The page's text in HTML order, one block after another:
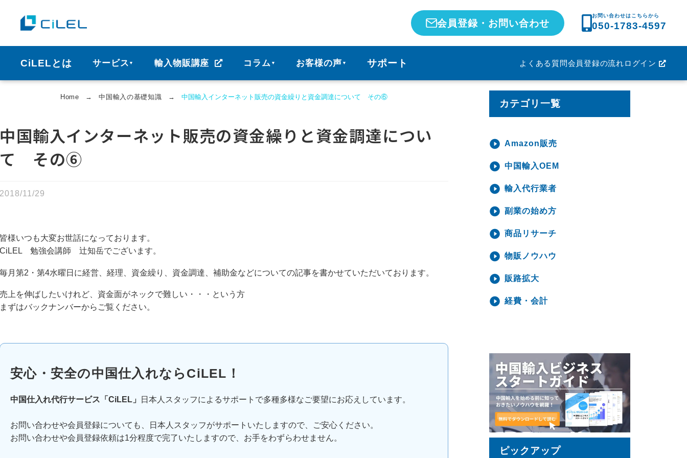
会員登録・お問い合わせ
お問い合わせはこちらから
050-1783-4597
CiLELとは サービス ▼ 輸入物販講座 コラム ▼ お客様の声 ▼ サポート よくある質問会員登録の流れログイン
Home →中国輸⼊の基礎知識 →中国輸入インターネット販売の資金繰りと資金調達について その⑥
中国輸入インターネット販売の資金繰りと資金調達につい
て その⑥
2018/11/29
皆様いつも大変お世話になっております。
CiLEL 勉強会講師 辻知岳でございます。
毎月第2・第4水曜日に経営、経理、資金繰り、資金調達、補助金などについての記事を書かせていただいております。
売上を伸ばしたいけれど、資金面がネックで難しい・・・という方
まずはバックナンバーからご覧ください。
安心・安全の中国仕入れならCiLEL！
中国仕入れ代行サービス「CiLEL」 日本人スタッフによるサポートで多種多様なご要望にお応えしています。
お問い合わせや会員登録についても、日本人スタッフがサポートいたしますので、ご安心ください。
お問い合わせや会員登録依頼は1分程度で完了いたしますので、お手をわずらわせません。
カテゴリ一覧
Amazon販売
中国輸入OEM
輸入代行業者
副業の始め方
商品リサーチ
物販ノウハウ
販路拡大
経費・会計
ピックアップ